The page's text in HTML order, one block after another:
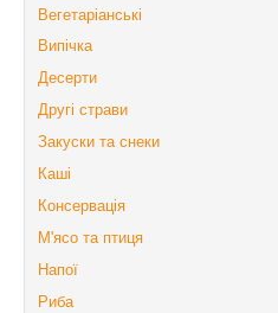
Вегетаріанські
Випічка
Десерти
Другі страви
Закуски та снеки
Каші
Консервація
М'ясо та птиця
Напої
Риба